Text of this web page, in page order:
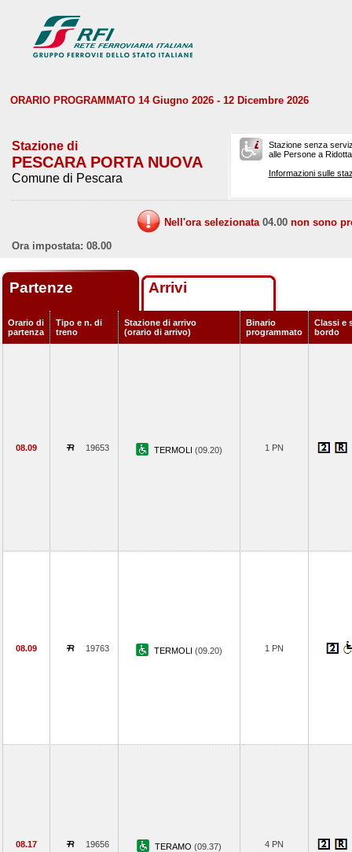
ORARIO PROGRAMMATO 14 Giugno 2026 - 12 Dicembre 2026
Stazione di
PESCARA PORTA NUOVA
Comune di Pescara
Stazione senza
alle Persone a
Informazioni sulle
Nell'ora selezionata 04.00 non sono
Ora impostata: 08.00
Partenze Arrivi
Orario di
partenza
Tipo e n. di
treno
Stazione di arrivo
(orario di arrivo)
Binario
programmato
Classi e
bordo
08.09 19653 TERMOLI (09.20) 1 PN
08.09 19763 TERMOLI (09.20) 1 PN
08.17 19656 TERAMO (09.37) 4 PN